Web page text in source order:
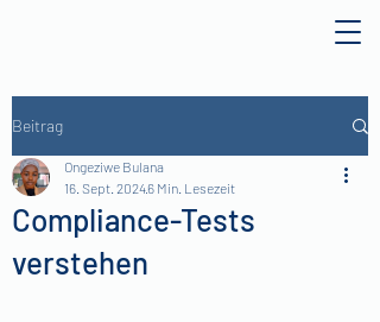
Beitrag
Compliance-Tests
verstehen
Ongeziwe Bulana
16. Sept. 20246 Min. Lesezeit